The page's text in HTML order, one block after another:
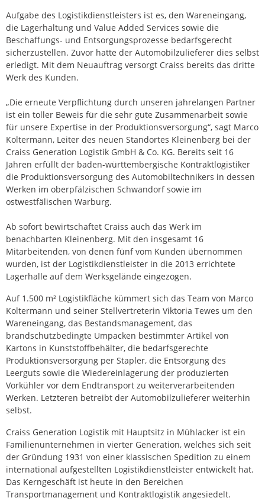
Aufgabe des Logistikdienstleisters ist es, den Wareneingang,
die Lagerhaltung und Value Added Services sowie die
Beschaffungs- und Entsorgungsprozesse bedarfsgerecht
sicherzustellen. Zuvor hatte der Automobilzulieferer dies selbst
erledigt. Mit dem Neuauftrag versorgt Craiss bereits das dritte
Werk des Kunden.
„Die erneute Verpflichtung durch unseren jahrelangen Partner
ist ein toller Beweis für die sehr gute Zusammenarbeit sowie
für unsere Expertise in der Produktionsversorgung“, sagt Marco
Koltermann, Leiter des neuen Standortes Kleinenberg bei der
Craiss Generation Logistik GmbH & Co. KG. Bereits seit 16
Jahren erfüllt der baden-württembergische Kontraktlogistiker
die Produktionsversorgung des Automobiltechnikers in dessen
Werken im oberpfälzischen Schwandorf sowie im
ostwestfälischen Warburg.
Ab sofort bewirtschaftet Craiss auch das Werk im
benachbarten Kleinenberg. Mit den insgesamt 16
Mitarbeitenden, von denen fünf vom Kunden übernommen
wurden, ist der Logistikdienstleister in die 2013 errichtete
Lagerhalle auf dem Werksgelände eingezogen.
Auf 1.500 m² Logistikfläche kümmert sich das Team von Marco
Koltermann und seiner Stellvertreterin Viktoria Tewes um den
Wareneingang, das Bestandsmanagement, das
brandschutzbedingte Umpacken bestimmter Artikel von
Kartons in Kunststoffbehälter, die bedarfsgerechte
Produktionsversorgung per Stapler, die Entsorgung des
Leerguts sowie die Wiedereinlagerung der produzierten
Vorkühler vor dem Endtransport zu weiterverarbeitenden
Werken. Letzteren betreibt der Automobilzulieferer weiterhin
selbst.
Craiss Generation Logistik mit Hauptsitz in Mühlacker ist ein
Familienunternehmen in vierter Generation, welches sich seit
der Gründung 1931 von einer klassischen Spedition zu einem
international aufgestellten Logistikdienstleister entwickelt hat.
Das Kerngeschäft ist heute in den Bereichen
Transportmanagement und Kontraktlogistik angesiedelt.